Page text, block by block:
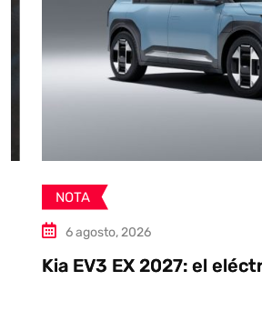
NOTA
6 agosto, 2026
Kia EV3 EX 2027: el